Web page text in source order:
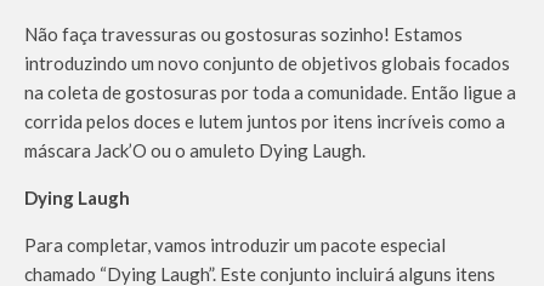
Não faça travessuras ou gostosuras sozinho! Estamos
introduzindo um novo conjunto de objetivos globais focados
na coleta de gostosuras por toda a comunidade. Então ligue a
corrida pelos doces e lutem juntos por itens incríveis como a
máscara Jack’O ou o amuleto Dying Laugh.
Dying Laugh
Para completar, vamos introduzir um pacote especial
chamado “Dying Laugh”. Este conjunto incluirá alguns itens